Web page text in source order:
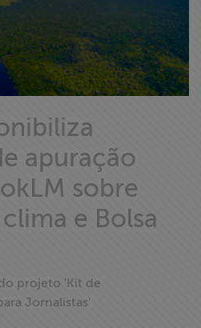
apuração
sobre
e Bolsa
projeto 'Kit de
Jornalistas'